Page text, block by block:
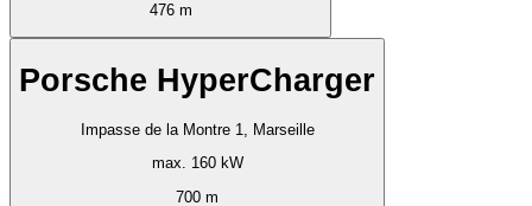
476 m
Porsche HyperCharger
Impasse de la Montre 1, Marseille
max. 160 kW
700 m